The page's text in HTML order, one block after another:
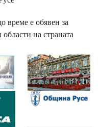
време е обявен за
на страната